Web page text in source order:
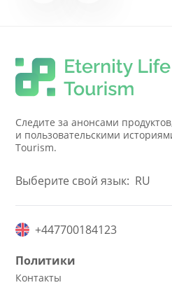
Следите за анонсами
и пользовательскими
Tourism.
Выберите свой язык: RU
+447700184123
Политики
Контакты